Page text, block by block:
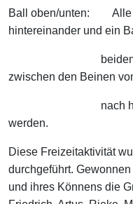
Ball oben/unten: Alle
hintereinander und ein
beiden Händen
zwischen den Beinen
nach hinten
werden.
Diese Freizeitaktivität
durchgeführt.
und ihres Könnens die